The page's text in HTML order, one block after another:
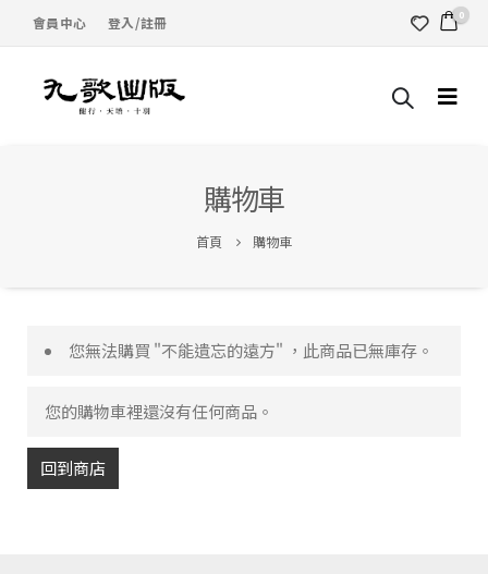
會員中心 登入/註冊 0
購物車
首頁 購物車
您無法購買 "不能遺忘的遠方" ，此商品已無庫存。
您的購物車裡還沒有任何商品。
回到商店